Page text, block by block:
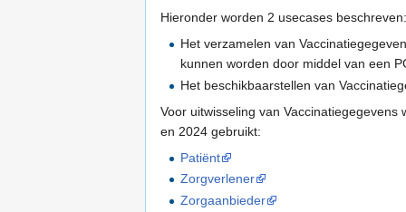
Hieronder worden 2 usecases beschreven:
Het verzamelen van
kunnen worden door middel van een
Het beschikbaarstellen van
Voor uitwisseling van
en 2024 gebruikt:
Patiënt
Zorgverlener
Zorgaanbieder